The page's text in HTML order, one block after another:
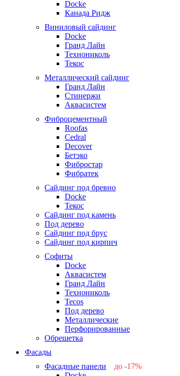
Docke
Канада Ридж
Виниловый сайдинг
Docke
Гранд Лайн
Технониколь
Текос
Металлический сайдинг
Гранд Лайн
Стинержи
Аквасистем
Фиброцементный
Roofas
Cedral
Decover
Бетэко
Фибростар
Фибратек
Сайдинг под бревно
Docke
Текос
Сайдинг под камень
Под дерево
Сайдинг под брус
Сайдинг под кирпич
Софиты
Docke
Аквасистем
Гранд Лайн
Технониколь
Tecos
Под дерево
Металлические
Перфорированные
Обрешетка
Фасады
Фасадные панели
до -17%